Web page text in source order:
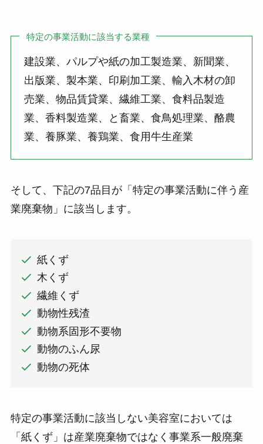
特定の事業活動に該当する業種
建設業、パルプや紙の加工製造業、新聞業、
出版業、製本業、印刷加工業、輸入木材の卸
売業、物品賃貸業、繊維工業、食料品製造
業、香料製造業、と畜業、食鳥処理業、酪農
業、養豚業、養鶏業、食用牛生産業
そして、下記の7品目が「特定の事業活動に伴う産
業廃棄物」に該当します。
紙くず
木くず
繊維くず
動物性残渣
動物系固形不要物
動物のふん尿
動物の死体
特定の事業活動に該当しない美容室においては
「紙くず」は産業廃棄物ではなく事業系一般廃棄